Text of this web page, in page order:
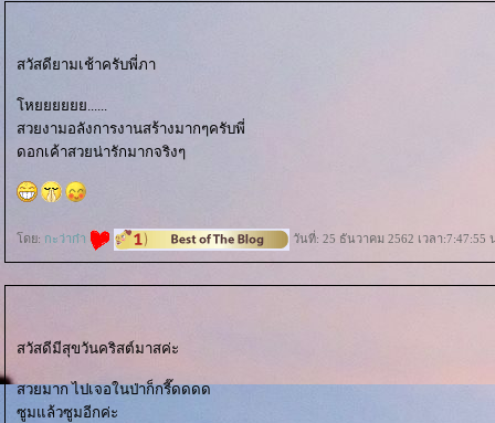
สวัสดียามเช้าครับพี่ภา
หยยยยยย......
สวยงามอลังการงานสร้างมากๆครับพี่
ดอกเค้าสวยน่ารักมากจริงๆ
ดย: กะว่าก๋า วันที่: 25 ธันวาคม 2562 เวลา:7:47:55
สวัสดีมีสุขวันคริสต์มาสค่ะ
สวยมาก ไปเจอในป่าก็กรี๊ดดดด
ซูมแล้วซูมอีกค่ะ